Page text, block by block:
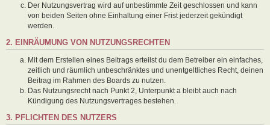
Der Nutzungsvertrag wird auf unbestimmte Zeit geschlossen und kann
von beiden Seiten ohne Einhaltung einer Frist jederzeit gekündigt
werden.
2. EINRÄUMUNG VON NUTZUNGSRECHTEN
Mit dem Erstellen eines Beitrags erteilst du dem Betreiber ein einfaches,
zeitlich und räumlich unbeschränktes und unentgeltliches Recht, deinen
Beitrag im Rahmen des Boards zu nutzen.
Das Nutzungsrecht nach Punkt 2, Unterpunkt a bleibt auch nach
Kündigung des Nutzungsvertrages bestehen.
3. PFLICHTEN DES NUTZERS